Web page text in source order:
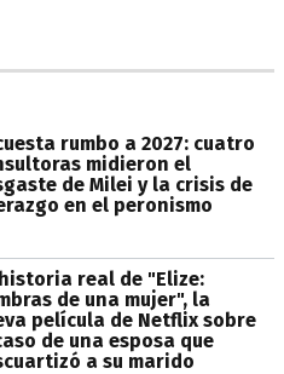
rumbo a 2027: cuatro
midieron el
de Milei y la crisis de
en el peronismo
real de "Elize:
de una mujer", la
película de Netflix sobre
de una esposa que
a su marido